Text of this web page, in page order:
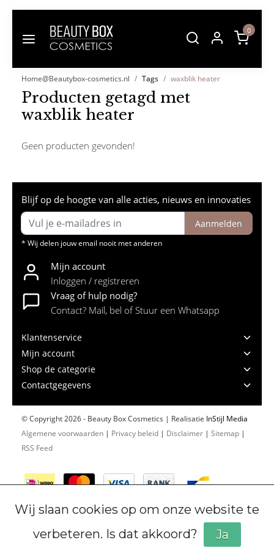
0
Home@Beautybox-cosmetics.nl Tags waxblik heater
Producten getagd met
waxblik heater
Geen producten gevonden!
Blijf op de hoogte van alle acties, nieuws en innovaties
Aanmelden
* Wij delen jouw email nooit met anderen
Mijn account
Inloggen / registreren
Vraag of hulp nodig?
Contact? Mail, bel of Stuur een Whatsapp
Klantenservice
Mijn account
Shop de categorie
Contactgegevens
© Copyright 2026 - Beauty Box Cosmetics | Realisatie InStijl Media
Algemene voorwaarden | Privacy beleid | Disclaimer | Sitemap |
RSS Feed
Wij slaan cookies op om onze website te
verbeteren. Is dat akkoord?
Ja